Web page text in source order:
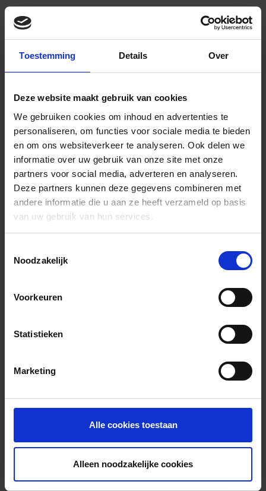
Toestemming Details Over
Deze website maakt gebruik van cookies
We gebruiken cookies om inhoud en advertenties te
personaliseren, om functies voor sociale media te bieden
en om ons websiteverkeer te analyseren. Ook delen we
informatie over uw gebruik van onze site met onze
partners voor social media, adverteren en analyseren.
Deze partners kunnen deze gegevens combineren met
andere informatie die u aan ze heeft verzameld op basis
van uw gebruik van hun services.
Noodzakelijk
Voorkeuren
Statistieken
Marketing
Alle cookies toestaan
Alleen noodzakelijke cookies